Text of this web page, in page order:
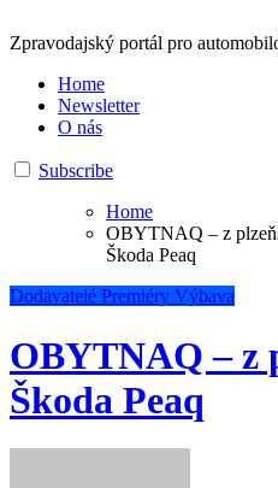
Zpravodajský portál pro
Home
Newsletter
O nás
Subscribe
Home
OBYTNAQ – z
Škoda Peaq
Dodavatelé Premiéry Výbava
OBYTNAQ – z
Škoda Peaq